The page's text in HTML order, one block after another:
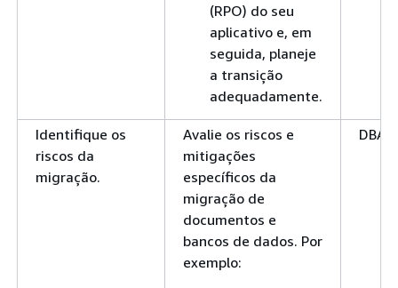
(RPO) do seu
aplicativo e, em
seguida, planeje
a transição
adequadamente.
Identifique os
riscos da
migração.
Avalie os riscos e
mitigações
específicos da
migração de
documentos e
bancos de dados. Por
exemplo:
DBA